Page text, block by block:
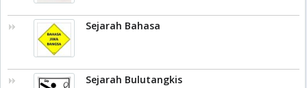
Sejarah Bahasa
Sejarah Bulutangkis